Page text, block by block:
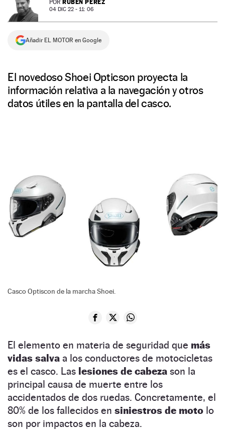
NEWSLETTER
SÍGUENOS
POR RUBÉN PÉREZ
04 DIC 22 - 11: 06
Añadir EL MOTOR en Google
El novedoso Shoei Opticson proyecta la
información relativa a la navegación y otros
datos útiles en la pantalla del casco.
Casco Optiscon de la marcha Shoei.
El elemento en materia de seguridad que más
vidas salva a los conductores de motocicletas
es el casco. Las lesiones de cabeza son la
principal causa de muerte entre los
accidentados de dos ruedas. Concretamente, el
80% de los fallecidos en siniestros de moto lo
son por impactos en la cabeza.